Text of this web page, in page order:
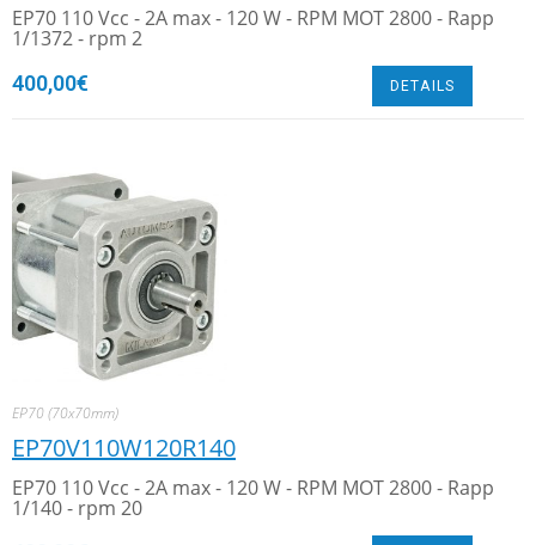
EP70 110 Vcc - 2A max - 120 W - RPM MOT 2800 - Rapp
1/1372 - rpm 2
400,00€ DETAILS
EP70 (70x70mm)
EP70V110W120R140
EP70 110 Vcc - 2A max - 120 W - RPM MOT 2800 - Rapp
1/140 - rpm 20